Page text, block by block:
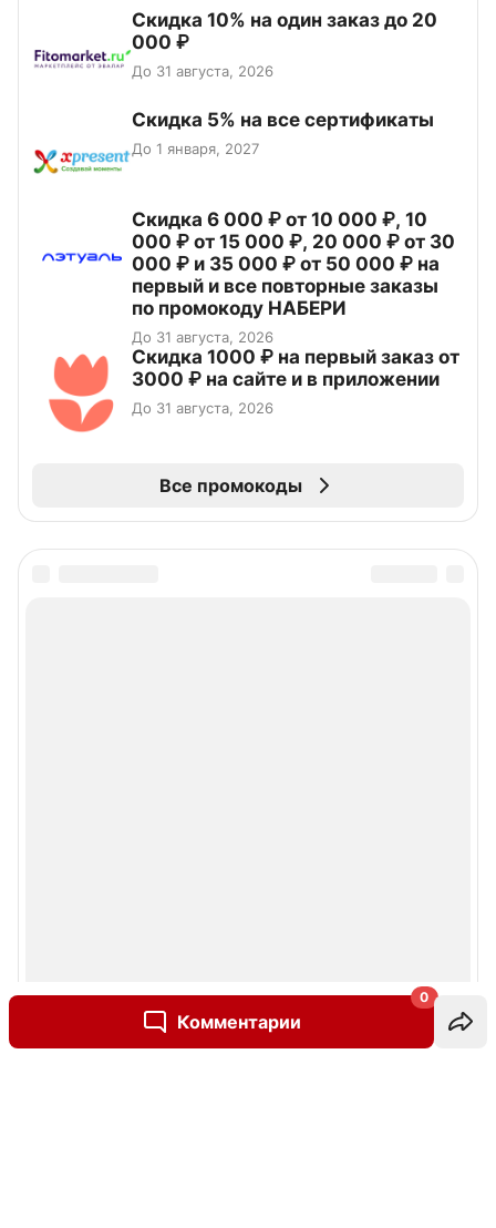
Комментарии
0
Скидка 10% на один заказ до 20
000 ₽
До 31 августа, 2026
Скидка 5% на все сертификаты
До 1 января, 2027
Скидка 6 000 ₽ от 10 000 ₽, 10
000 ₽ от 15 000 ₽, 20 000 ₽ от 30
000 ₽ и 35 000 ₽ от 50 000 ₽ на
первый и все повторные заказы
по промокоду НАБЕРИ
До 31 августа, 2026
Скидка 1000 ₽ на первый заказ от
3000 ₽ на сайте и в приложении
До 31 августа, 2026
Все промокоды